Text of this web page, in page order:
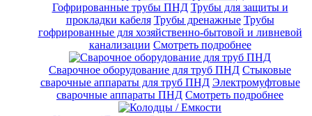
Гофрированные трубы ПНД Трубы для защиты и
прокладки кабеля Трубы дренажные Трубы
гофрированные для хозяйственно-бытовой и ливневой
канализации Смотреть подробнее
Сварочное оборудование для труб ПНД Стыковые
сварочные аппараты для труб ПНД Электромуфтовые
сварочные аппараты ПНД Смотреть подробнее